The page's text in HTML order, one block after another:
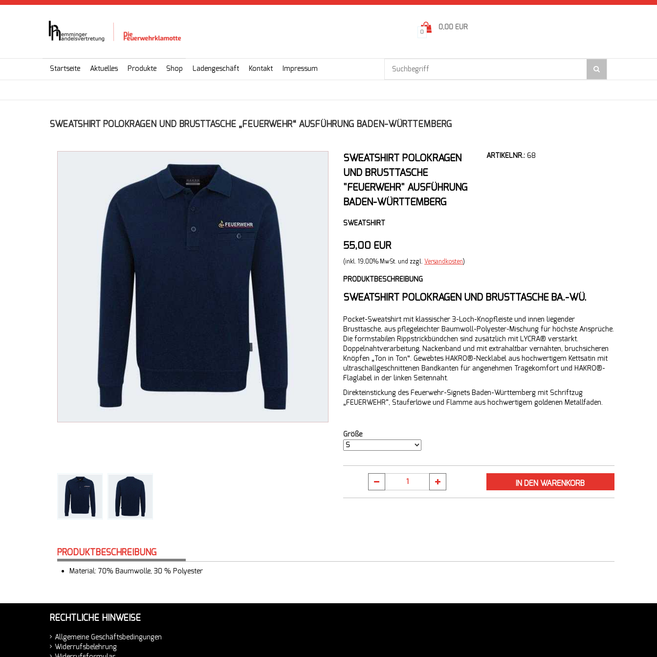
0,00 EUR
0
Startseite Aktuelles Produkte Shop Ladengeschäft Kontakt Impressum
SWEATSHIRT POLOKRAGEN UND BRUSTTASCHE „FEUERWEHR“ AUSFÜHRUNG BADEN-WÜRTTEMBERG
SWEATSHIRT POLOKRAGEN
UND BRUSTTASCHE
"FEUERWEHR" AUSFÜHRUNG
BADEN-WÜRTTEMBERG
SWEATSHIRT
ARTIKELNR.: 68
55,00 EUR
(inkl. 19,00% MwSt. und zzgl. Versandkosten)
PRODUKTBESCHREIBUNG
SWEATSHIRT POLOKRAGEN UND BRUSTTASCHE BA.-WÜ.
Pocket-Sweatshirt mit klassischer 3-Loch-Knopfleiste und innen liegender
Brusttasche, aus pflegeleichter Baumwoll-Polyester-Mischung für höchste Ansprüche.
Die formstabilen Rippstrickbündchen sind zusätzlich mit LYCRA® verstärkt.
Doppelnahtverarbeitung, Nackenband und mit extrahaltbar vernähten, bruchsicheren
Knöpfen „Ton in Ton“. Gewebtes HAKRO®-Necklabel aus hochwertigem Kettsatin mit
ultraschallgeschnittenen Bandkanten für angenehmen Tragekomfort und HAKRO®-
Flaglabel in der linken Seitennaht.
Direkteinstickung des Feuerwehr-Signets Baden-Württemberg mit Schriftzug
„FEUERWEHR”, Stauferlöwe und Flamme aus hochwertigem goldenen Metallfaden.
Größe
PRODUKTBESCHREIBUNG
Material: 70% Baumwolle, 30 % Polyester
RECHTLICHE HINWEISE
Allgemeine Geschäftsbedingungen
Widerrufsbelehrung